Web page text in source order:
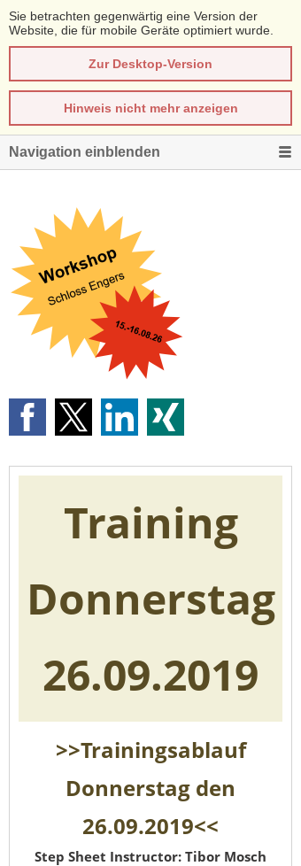
Sie betrachten gegenwärtig eine Version der
Website, die für mobile Geräte optimiert wurde.
Zur Desktop-Version
Hinweis nicht mehr anzeigen
Navigation einblenden
Training
Donnerstag
26.09.2019
>>Trainingsablauf
Donnerstag den
26.09.2019<<
Step Sheet Instructor: Tibor Mosch